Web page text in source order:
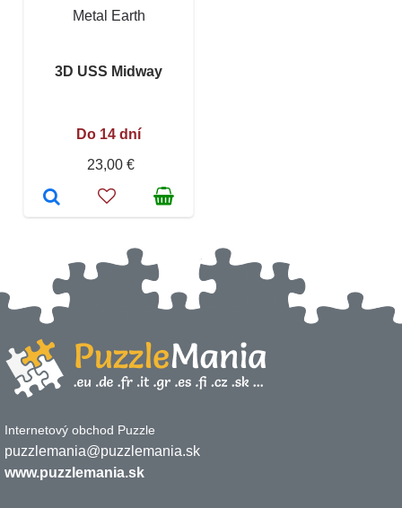
Metal Earth
3D USS Midway
Do 14 dní
23,00 €
Internetový obchod Puzzle
puzzlemania@puzzlemania.sk
www.puzzlemania.sk